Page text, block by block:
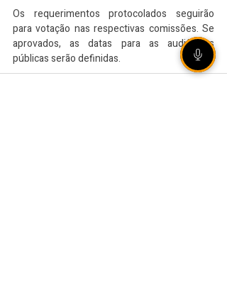
Os requerimentos protocolados seguirão
para votação nas respectivas comissões. Se
aprovados, as datas para as audiências
públicas serão definidas.